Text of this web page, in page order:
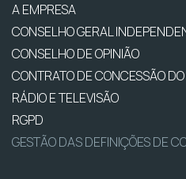
A EMPRESA
CONSELHO GERAL
CONSELHO DE OPINIÃO
CONTRATO DE CONCESSÃO
RÁDIO E TELEVISÃO
RGPD
GESTÃO DAS DEFINIÇÕES DE